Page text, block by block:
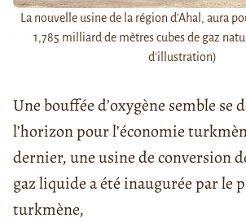
La nouvelle usine de la région d'Ahal, aura
1,785 milliard de mètres cubes de gaz
d'illustration)
Une bouffée d’oxygène semble se
l’horizon pour l’économie
dernier, une usine de conversion
gaz liquide a été inaugurée par le
turkmène,